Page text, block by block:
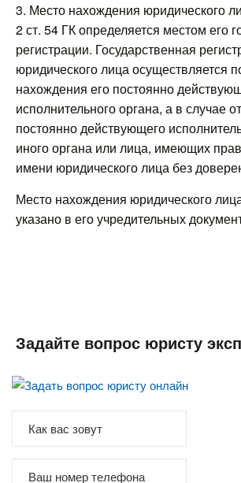
3. Место нахождения юридического
2 ст. 54 ГК определяется местом его
регистрации. Государственная
юридического лица осуществляется
нахождения его постоянно
исполнительного органа, а в случае
постоянно действующего
иного органа или лица, имеющих
имени юридического лица без
Место нахождения юридического
указано в его учредительных
Задайте вопрос юристу